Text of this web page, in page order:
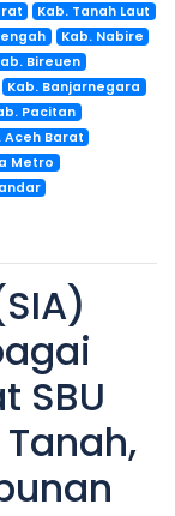
Kab. Tanah Laut
Kab. Nabire
Bireuen
Kab. Banjarnegara
Pacitan
Aceh Barat
Metro
SBU